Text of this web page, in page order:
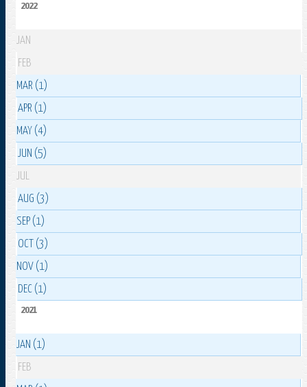
2022
JAN
FEB
MAR (1)
APR (1)
MAY (4)
JUN (5)
JUL
AUG (3)
SEP (1)
OCT (3)
NOV (1)
DEC (1)
2021
JAN (1)
FEB